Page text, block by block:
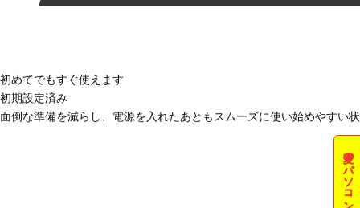
夏のパソコン祭
初めてでもすぐ使えます
初期設定済み
面倒な準備を減らし、電源を入れたあともスムーズに使い始めやすい